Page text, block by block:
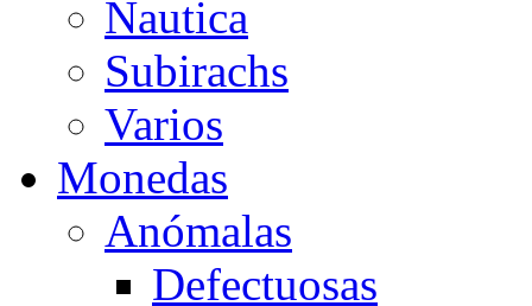
Nautica
Subirachs
Varios
Monedas
Anómalas
Defectuosas